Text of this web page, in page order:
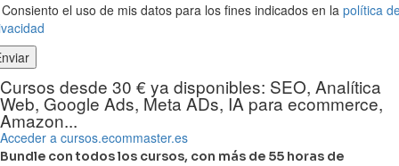
el uso de mis datos para los fines indicados en la política
Cursos desde 30 € ya disponibles: SEO, Analítica
Web, Google Ads, Meta ADs, IA para ecommerce,
Amazon...
Acceder a cursos.ecommaster.es
Bundle con todos los cursos, con más de 55 horas de